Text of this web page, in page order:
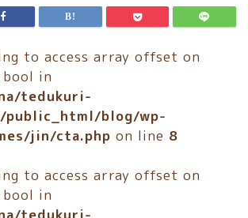
to access array offset on
in
tedukuri-
public_html/blog/wp-
jin/cta.php on line 8
to access array offset on
in